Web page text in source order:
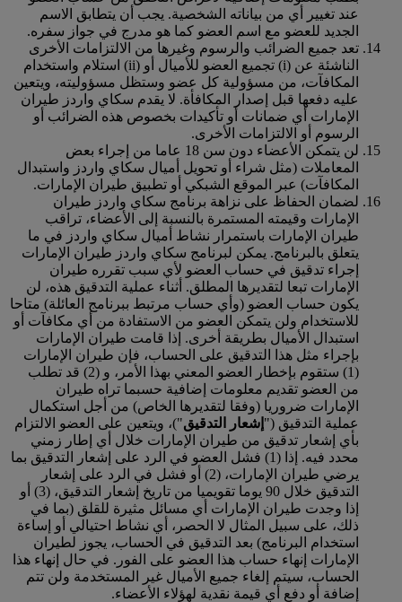
عند تغيير أي من بياناته الشخصية. يجب أن يتطابق الاسم
الجديد للعضو مع اسم العضو كما هو مدرج في جواز سفره.
تعد جميع الضرائب والرسوم وغيرها من الالتزامات الأخرى
الناشئة عن (i) تجميع العضو للأميال أو (ii) استلام واستخدام
المكافآت، من مسؤولية كل عضو وستظل مسؤوليته، ويتعين
عليه دفعها قبل إصدار المكافأة. لا يقدم سكاي واردز طيران
الإمارات أي ضمانات أو تأكيدات بخصوص هذه الضرائب أو
الرسوم أو الالتزامات الأخرى.
لن يتمكن الأعضاء دون سن 18 عاما من إجراء بعض
المعاملات (مثل شراء أو تحويل أميال سكاي واردز واستبدال
المكافآت) عبر الموقع الشبكي أو تطبيق طيران الإمارات.
لضمان الحفاظ على نزاهة برنامج سكاي واردز طيران
الإمارات وقيمته المستمرة بالنسبة إلى الأعضاء، تراقب
طيران الإمارات باستمرار نشاط أميال سكاي واردز في ما
يتعلق بالبرنامج. يمكن لبرنامج سكاي واردز طيران الإمارات
إجراء تدقيق في حساب العضو لأي سبب تقرره طيران
الإمارات تبعا لتقديرها المطلق. أثناء عملية التدقيق هذه، لن
يكون حساب العضو (وأي حساب مرتبط ببرنامج العائلة) متاحا
للاستخدام ولن يتمكن العضو من الاستفادة من أي مكافآت أو
استبدال الأميال بطريقة أخرى. إذا قامت طيران الإمارات
بإجراء مثل هذا التدقيق على الحساب، فإن طيران الإمارات
(1) ستقوم بإخطار العضو المعني بهذا الأمر، و (2) قد تطلب
من العضو تقديم معلومات إضافية حسبما تراه طيران
الإمارات ضروريا (وفقا لتقديرها الخاص) من أجل استكمال
عملية التدقيق (" إشعار التدقيق")، ويتعين على العضو الالتزام
بأي إشعار تدقيق من طيران الإمارات خلال أي إطار زمني
محدد فيه. إذا (1) فشل العضو في الرد على إشعار التدقيق بما
يرضي طيران الإمارات، (2) أو فشل في الرد على إشعار
التدقيق خلال 90 يوما تقويميا من تاريخ إشعار التدقيق، (3) أو
إذا وجدت طيران الإمارات أي مسائل مثيرة للقلق (بما في
ذلك، على سبيل المثال لا الحصر، أي نشاط احتيالي أو إساءة
استخدام البرنامج) بعد التدقيق في الحساب، يجوز لطيران
الإمارات إنهاء حساب هذا العضو على الفور. في حال إنهاء هذا
الحساب، سيتم إلغاء جميع الأميال غير المستخدمة ولن تتم
إضافة أو دفع أي قيمة نقدية لهؤلاء الأعضاء.